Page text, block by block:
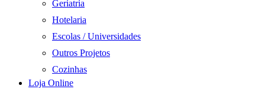
Geriatria
Hotelaria
Escolas / Universidades
Outros Projetos
Cozinhas
Loja Online